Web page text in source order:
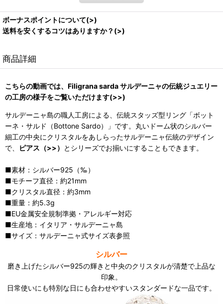
ボーナスポイントについて(>)
送料を安くするコツはありますか？(>)
商品詳細
こちらの動画では、Filigrana sarda サルデーニャの伝統ジュエリー
の工房の様子をご覧いただけます(>>)
サルデーニャ島の職人工房による、伝統スタッズ型リング「ボット
ーネ・サルド（Bottone Sardo）」です。丸いドーム状のシルバー
細工の中央にクリスタルをあしらったサルデーニャ伝統のデザイン
で、
ピアス（>>） とシリーズでお揃いにすることもできます。
■素材：シルバー925（‰）
■モチーフ直径：約21mm
■クリスタル直径：約3mm
■重量：約5.3g
■EU金属安全規制準拠・アレルギー対応
■生産地：イタリア・サルデーニャ島
■サイズ：サルデーニャ式サイズ表参照
シルバー
磨き上げたシルバー925の輝きと中央のクリスタルが清楚で上品な
印象。
日常使いにも特別な日にも合わせやすいスタンダードな一品です。